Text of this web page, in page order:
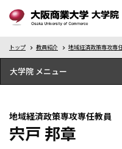
トップ 教員紹介 地域経済政策専攻専
大学院
研究科紹介
地域経済政策専攻専任教員
宍戸 邦章